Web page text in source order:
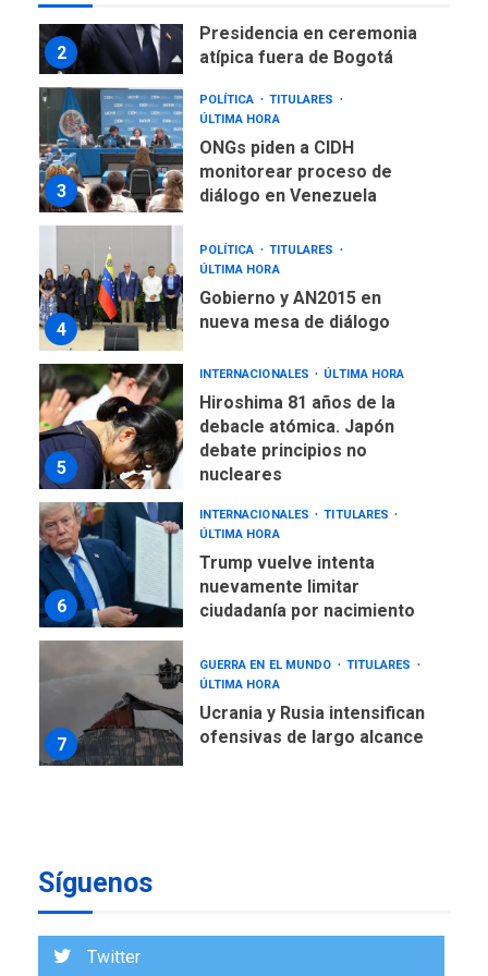
2
Presidencia en ceremonia
atípica fuera de Bogotá
3
POLÍTICA
TITULARES
ÚLTIMA HORA
ONGs piden a CIDH
monitorear proceso de
diálogo en Venezuela
4
POLÍTICA
TITULARES
ÚLTIMA HORA
Gobierno y AN2015 en
nueva mesa de diálogo
5
INTERNACIONALES ÚLTIMA HORA
Hiroshima 81 años de la
debacle atómica. Japón
debate principios no
nucleares
6
INTERNACIONALES
TITULARES
ÚLTIMA HORA
Trump vuelve intenta
nuevamente limitar
ciudadanía por nacimiento
7
GUERRA EN EL MUNDO
TITULARES
ÚLTIMA HORA
Ucrania y Rusia intensifican
ofensivas de largo alcance
1
Síguenos
Twitter